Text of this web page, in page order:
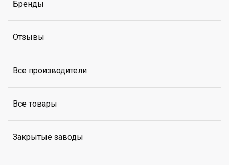
Бренды
Отзывы
Все производители
Все товары
Закрытые заводы